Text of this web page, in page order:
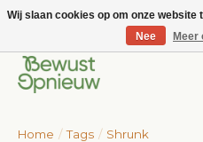
Wij bieden het grootste aanbod in
Home / Tags / Shrunk
Wij slaan cookies op om onze
Nee
Meer